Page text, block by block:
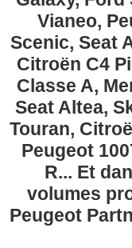
Vianeo,
Scenic, Seat
Citroën C4
Classe A,
Seat Altea,
Touran,
Peugeot
R... Et
volumes
Peugeot